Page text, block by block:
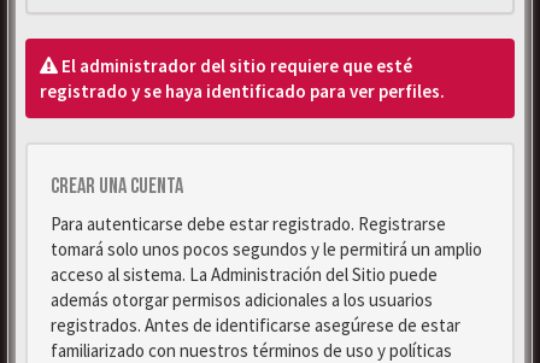
El administrador del sitio requiere que esté
registrado y se haya identificado para ver perfiles.
Crear una cuenta
Para autenticarse debe estar registrado. Registrarse
tomará solo unos pocos segundos y le permitirá un amplio
acceso al sistema. La Administración del Sitio puede
además otorgar permisos adicionales a los usuarios
registrados. Antes de identificarse asegúrese de estar
familiarizado con nuestros términos de uso y políticas